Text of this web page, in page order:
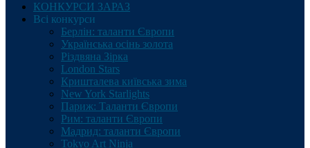
КОНКУРСИ ЗАРАЗ
Всі конкурси
Берлін: таланти Європи
Українська осінь золота
Різдвяна Зірка
London Stars
Кришталева київська зима
New York Starlights
Париж: Таланти Європи
Рим: таланти Європи
Мадрид: таланти Європи
Tokyo Art Ninja